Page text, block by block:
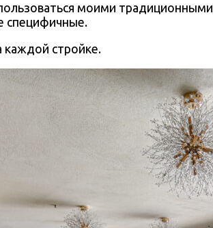
моими традиционными
специфичные.
каждой стройке.